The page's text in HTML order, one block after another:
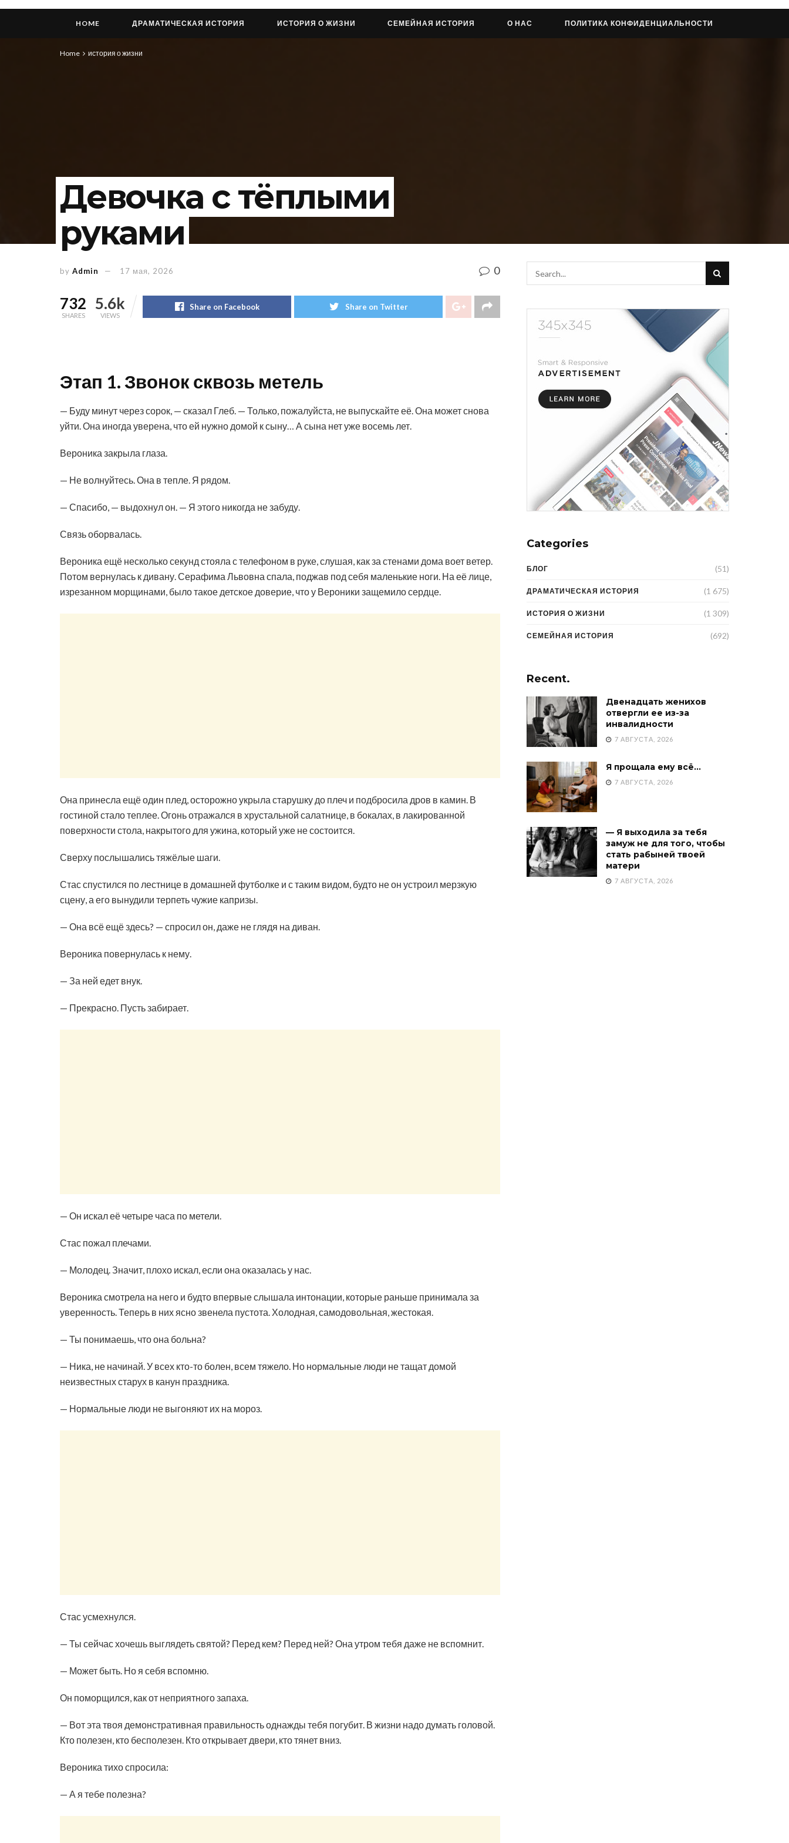
HOME ДРАМАТИЧЕСКАЯ ИСТОРИЯ ИСТОРИЯ О ЖИЗНИ СЕМЕЙНАЯ ИСТОРИЯ О НАС ПОЛИТИКА КОНФИДЕНЦИАЛЬНОСТИ
Home история о жизни
Девочка с тёплыми
руками
by Admin 17 мая, 2026 0
732
SHARES
5.6k
VIEWS
Share on Facebook Share on Twitter
Этап 1. Звонок сквозь метель
— Буду минут через сорок, — сказал Глеб. — Только, пожалуйста, не выпускайте её. Она может снова
уйти. Она иногда уверена, что ей нужно домой к сыну… А сына нет уже восемь лет.
Вероника закрыла глаза.
— Не волнуйтесь. Она в тепле. Я рядом.
— Спасибо, — выдохнул он. — Я этого никогда не забуду.
Связь оборвалась.
Вероника ещё несколько секунд стояла с телефоном в руке, слушая, как за стенами дома воет ветер.
Потом вернулась к дивану. Серафима Львовна спала, поджав под себя маленькие ноги. На её лице,
изрезанном морщинами, было такое детское доверие, что у Вероники защемило сердце.
Она принесла ещё один плед, осторожно укрыла старушку до плеч и подбросила дров в камин. В
гостиной стало теплее. Огонь отражался в хрустальной салатнице, в бокалах, в лакированной
поверхности стола, накрытого для ужина, который уже не состоится.
Сверху послышались тяжёлые шаги.
Стас спустился по лестнице в домашней футболке и с таким видом, будто не он устроил мерзкую
сцену, а его вынудили терпеть чужие капризы.
— Она всё ещё здесь? — спросил он, даже не глядя на диван.
Вероника повернулась к нему.
— За ней едет внук.
— Прекрасно. Пусть забирает.
— Он искал её четыре часа по метели.
Стас пожал плечами.
— Молодец. Значит, плохо искал, если она оказалась у нас.
Вероника смотрела на него и будто впервые слышала интонации, которые раньше принимала за
уверенность. Теперь в них ясно звенела пустота. Холодная, самодовольная, жестокая.
— Ты понимаешь, что она больна?
— Ника, не начинай. У всех кто-то болен, всем тяжело. Но нормальные люди не тащат домой
неизвестных старух в канун праздника.
— Нормальные люди не выгоняют их на мороз.
Стас усмехнулся.
— Ты сейчас хочешь выглядеть святой? Перед кем? Перед ней? Она утром тебя даже не вспомнит.
— Может быть. Но я себя вспомню.
Он поморщился, как от неприятного запаха.
— Вот эта твоя демонстративная правильность однажды тебя погубит. В жизни надо думать головой.
Кто полезен, кто бесполезен. Кто открывает двери, кто тянет вниз.
Вероника тихо спросила:
— А я тебе полезна?
Categories
БЛОГ (51)
ДРАМАТИЧЕСКАЯ ИСТОРИЯ (1 675)
ИСТОРИЯ О ЖИЗНИ (1 309)
СЕМЕЙНАЯ ИСТОРИЯ (692)
Recent.
Двенадцать женихов
отвергли ее из-за
инвалидности
7 АВГУСТА, 2026
Я прощала ему всё…
7 АВГУСТА, 2026
— Я выходила за тебя
замуж не для того, чтобы
стать рабыней твоей
матери
7 АВГУСТА, 2026